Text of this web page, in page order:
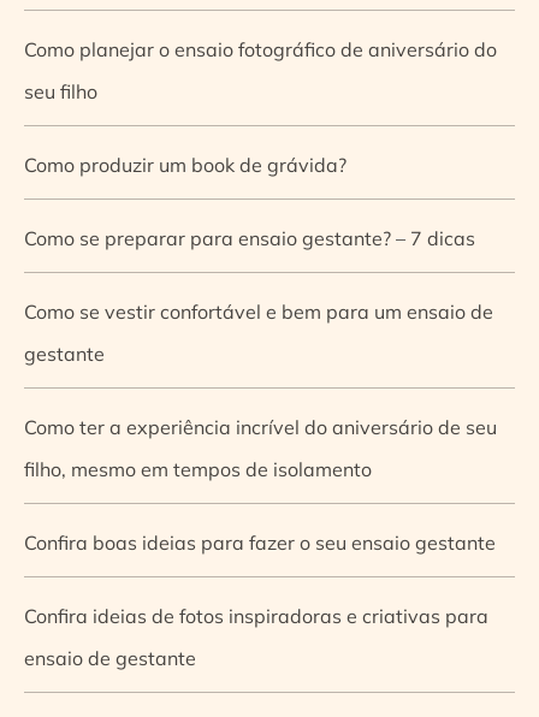
Como planejar o ensaio fotográfico de aniversário do
seu filho
Como produzir um book de grávida?
Como se preparar para ensaio gestante? – 7 dicas
Como se vestir confortável e bem para um ensaio de
gestante
Como ter a experiência incrível do aniversário de seu
filho, mesmo em tempos de isolamento
Confira boas ideias para fazer o seu ensaio gestante
Confira ideias de fotos inspiradoras e criativas para
ensaio de gestante